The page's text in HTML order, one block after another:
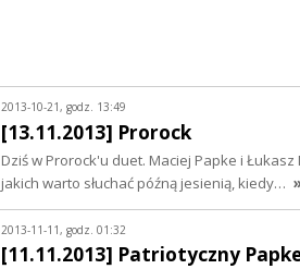
2013-10-21, godz. 13:49
[13.11.2013] Prorock
Dziś w Prorock'u duet. Maciej Papke i
jakich warto słuchać późną jesienią, kiedy…
2013-11-11, godz. 01:32
[11.11.2013] Patriotyczny